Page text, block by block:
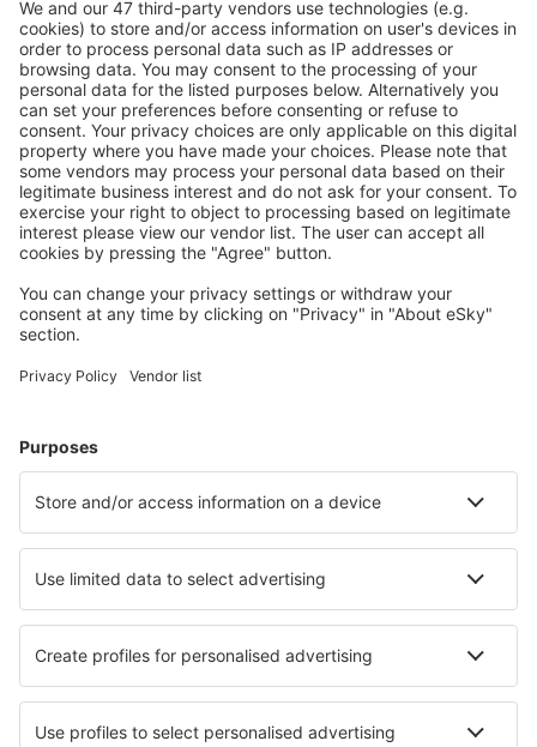
Descarcă aplicația noastrăși organizează-ţi
convenabil călătoriile
Planifică-ți călătoria
Bilete de avion
Zbor+Hotel
Află mai multe
Companii aeriene
Wizz Air